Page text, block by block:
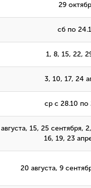
29
сб по
1, 8, 15, 22,
3, 10, 17, 24
ср с 28.10 по
15, 25 сентября,
16, 19, 23
20 августа, 9